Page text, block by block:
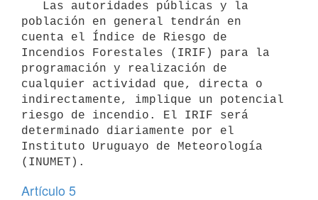
población en general tendrán en
cuenta el Índice de Riesgo de
Incendios Forestales (IRIF) para la
programación y realización de
cualquier actividad que, directa o
indirectamente, implique un potencial
riesgo de incendio. El IRIF será
determinado diariamente por el
Instituto Uruguayo de Meteorología
Artículo 5